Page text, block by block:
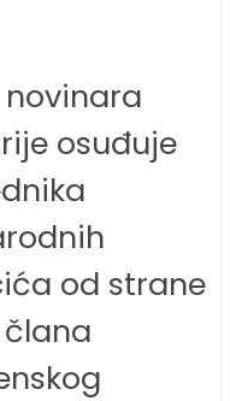
novinara
osuđuje
od strane